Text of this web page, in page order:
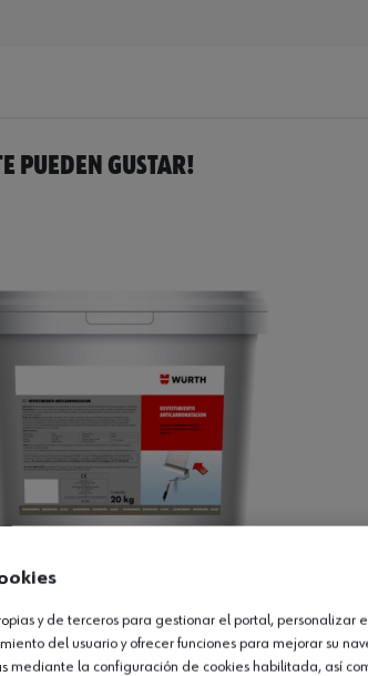
PUEDEN GUSTAR!
y de terceros para gestionar el portal, personalizar
del usuario y ofrecer funciones para mejorar su
mediante la configuración de cookies habilitada, así